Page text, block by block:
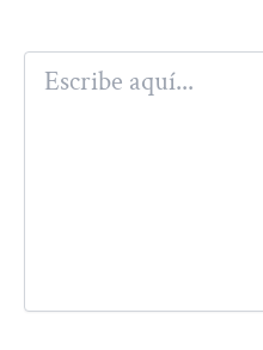
Escribe
aquí...